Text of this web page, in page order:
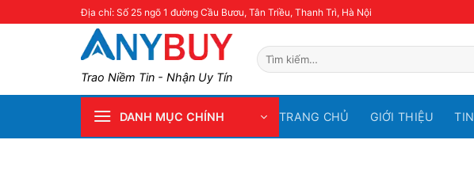
Địa chỉ: Số 25 ngõ 1 đường Cầu Bươu, Tân Triều, Thanh Trì, Hà Nội
Trao Niềm Tin - Nhận Uy Tín
Tìm
kiếm:
DANH MỤC CHÍNH TRANG CHỦ GIỚI THIỆU